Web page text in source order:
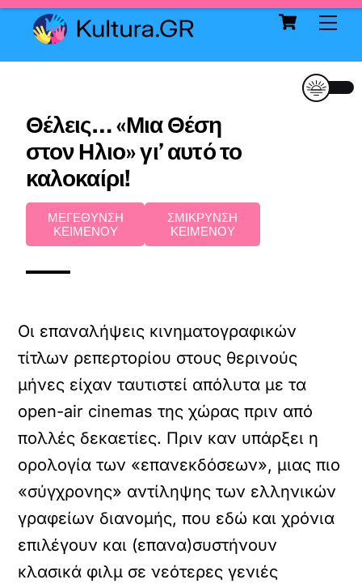
Skip
content
Cart
Θέλεις… «Μια Θέση
στον Ηλιο» γι’ αυτό το
καλοκαίρι!
ΜΕΓΕΘΥΝΣΗ
ΚΕΙΜΕΝΟΥ
ΣΜΙΚΡΥΝΣΗ
ΚΕΙΜΕΝΟΥ
Οι επαναλήψεις κινηματογραφικών
τίτλων ρεπερτορίου στους θερινούς
μήνες είχαν ταυτιστεί απόλυτα με τα
open-air cinemas της χώρας πριν από
πολλές δεκαετίες. Πριν καν υπάρξει η
ορολογία των «επανεκδόσεων», μιας πιο
«σύγχρονης» αντίληψης των ελληνικών
γραφείων διανομής, που εδώ και χρόνια
επιλέγουν και (επανα)συστήνουν
κλασικά φιλμ σε νεότερες γενιές